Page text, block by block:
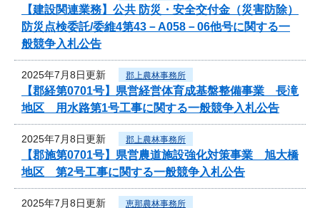
【建設関連業務】公共 防災・安全交付金（災害防除）
防災点検委託/委維4第43－A058－06他号に関する一
般競争入札公告
2025年7月8日更新 郡上農林事務所
【郡経第0701号】県営経営体育成基盤整備事業 長滝
地区 用水路第1号工事に関する一般競争入札公告
2025年7月8日更新 郡上農林事務所
【郡施第0701号】県営農道施設強化対策事業 旭大橋
地区 第2号工事に関する一般競争入札公告
2025年7月8日更新 恵那農林事務所